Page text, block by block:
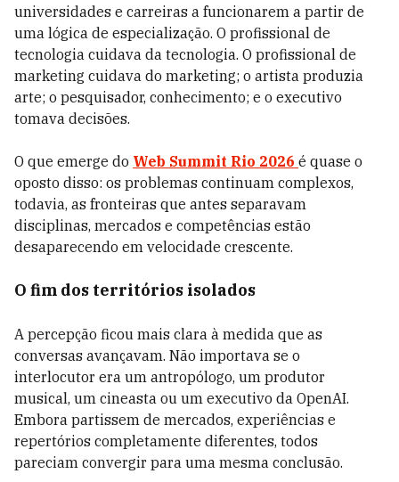
universidades e carreiras a funcionarem a partir de
uma lógica de especialização. O profissional de
tecnologia cuidava da tecnologia. O profissional de
marketing cuidava do marketing; o artista produzia
arte; o pesquisador, conhecimento; e o executivo
tomava decisões.
O que emerge do Web Summit Rio 2026 é quase o
oposto disso: os problemas continuam complexos,
todavia, as fronteiras que antes separavam
disciplinas, mercados e competências estão
desaparecendo em velocidade crescente.
O fim dos territórios isolados
A percepção ficou mais clara à medida que as
conversas avançavam. Não importava se o
interlocutor era um antropólogo, um produtor
musical, um cineasta ou um executivo da OpenAI.
Embora partissem de mercados, experiências e
repertórios completamente diferentes, todos
pareciam convergir para uma mesma conclusão.